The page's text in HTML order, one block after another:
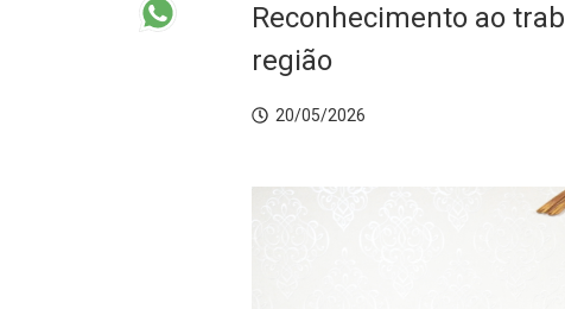
Reconhecimento ao
região
20/05/2026